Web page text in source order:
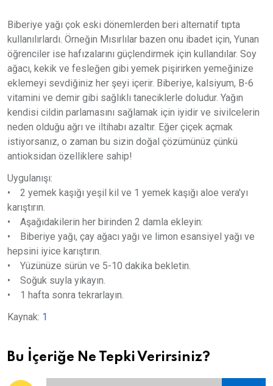
Biberiye yağı çok eski dönemlerden beri alternatif tıpta
kullanılırlardı. Örneğin Mısırlılar bazen onu ibadet için, Yunan
öğrenciler ise hafızalarını güçlendirmek için kullandılar. Soy
ağacı, kekik ve fesleğen gibi yemek pişirirken yemeğinize
eklemeyi sevdiğiniz her şeyi içerir. Biberiye, kalsiyum, B-6
vitamini ve demir gibi sağlıklı taneciklerle doludur. Yağın
kendisi cildin parlamasını sağlamak için iyidir ve sivilcelerin
neden olduğu ağrı ve iltihabı azaltır. Eğer çiçek açmak
istiyorsanız, o zaman bu sizin doğal çözümünüz çünkü
antioksidan özelliklere sahip!
Uygulanışı:
• 2 yemek kaşığı yeşil kil ve 1 yemek kaşığı aloe vera'yı
karıştırın.
• Aşağıdakilerin her birinden 2 damla ekleyin:
• Biberiye yağı, çay ağacı yağı ve limon esansiyel yağı ve
hepsini iyice karıştırın.
• Yüzünüze sürün ve 5-10 dakika bekletin.
• Soğuk suyla yıkayın.
• 1 hafta sonra tekrarlayın.
Kaynak: 1
Bu İçeriğe Ne Tepki Verirsiniz?